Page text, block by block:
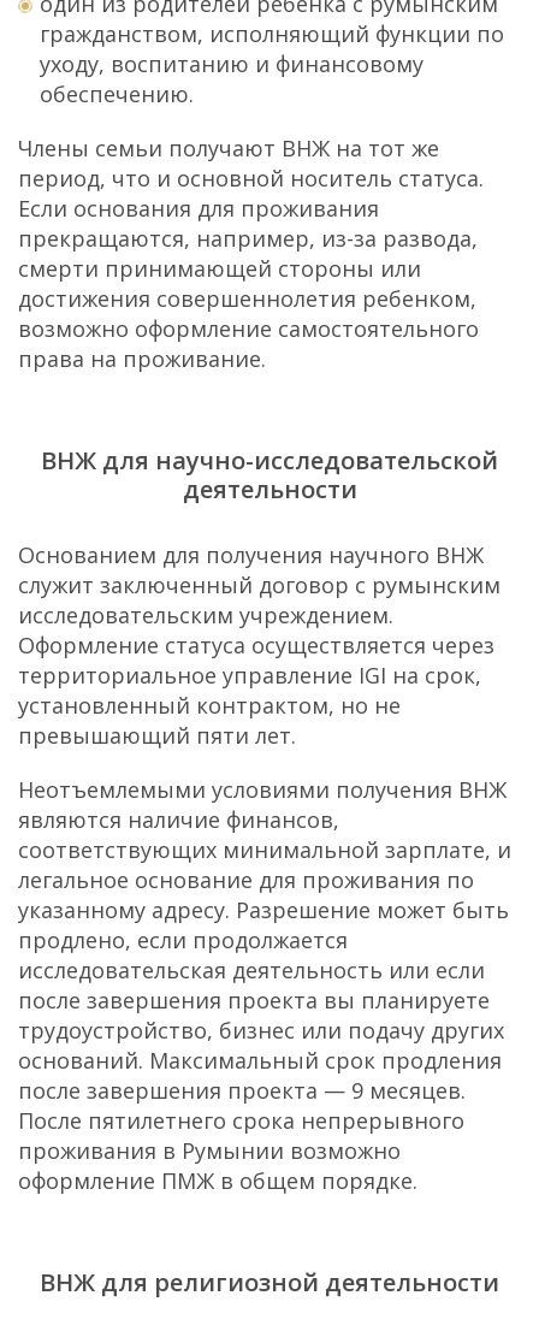
гражданством, исполняющий функции по
уходу, воспитанию и финансовому
обеспечению.
Члены семьи получают ВНЖ на тот же
период, что и основной носитель статуса.
Если основания для проживания
прекращаются, например, из-за развода,
смерти принимающей стороны или
достижения совершеннолетия ребенком,
возможно оформление самостоятельного
права на проживание.
ВНЖ для научно-исследовательской
деятельности
Основанием для получения научного ВНЖ
служит заключенный договор с румынским
исследовательским учреждением.
Оформление статуса осуществляется через
территориальное управление IGI на срок,
установленный контрактом, но не
превышающий пяти лет.
Неотъемлемыми условиями получения ВНЖ
являются наличие финансов,
соответствующих минимальной зарплате, и
легальное основание для проживания по
указанному адресу. Разрешение может быть
продлено, если продолжается
исследовательская деятельность или если
после завершения проекта вы планируете
трудоустройство, бизнес или подачу других
оснований. Максимальный срок продления
после завершения проекта — 9 месяцев.
После пятилетнего срока непрерывного
проживания в Румынии возможно
оформление ПМЖ в общем порядке.
ВНЖ для религиозной деятельности